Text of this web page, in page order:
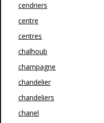
cendriers
centre
centres
chalhoub
champagne
chandelier
chandeliers
chanel